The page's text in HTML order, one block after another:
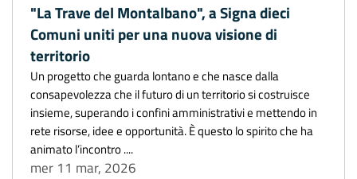
"La Trave del Montalbano", a Signa dieci
Comuni uniti per una nuova visione di
territorio
Un progetto che guarda lontano e che nasce dalla
consapevolezza che il futuro di un territorio si costruisce
insieme, superando i confini amministrativi e mettendo in
rete risorse, idee e opportunità. È questo lo spirito che ha
animato l’incontro ....
mer 11 mar, 2026